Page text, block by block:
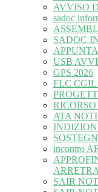
AVVISO
sadoc
SADOC
USB
GPS 2026
FLC
ATA
incontro
SAIR